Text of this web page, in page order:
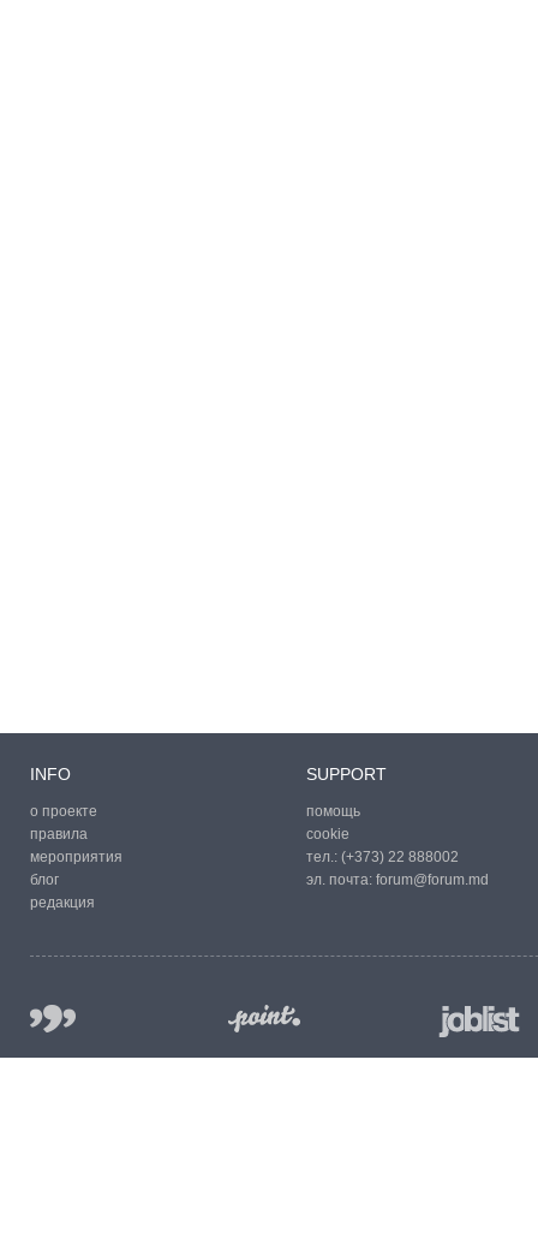
INFO
о проекте
правила
мероприятия
блог
редакция
SUPPORT
помощь
cookie
тел.: (+373) 22 888002
эл. почта: forum@forum.md